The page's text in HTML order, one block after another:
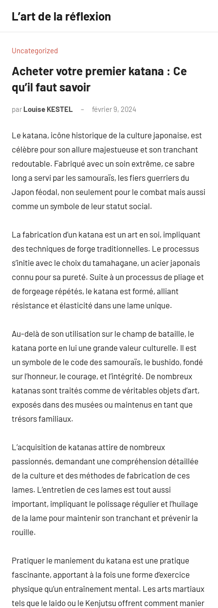
contenu
L’art de la réflexion
Uncategorized
Acheter votre premier katana : Ce
qu’il faut savoir
par Louise KESTEL février 9, 2024
Le katana, icône historique de la culture japonaise, est
célèbre pour son allure majestueuse et son tranchant
redoutable. Fabriqué avec un soin extrême, ce sabre
long a servi par les samouraïs, les fiers guerriers du
Japon féodal, non seulement pour le combat mais aussi
comme un symbole de leur statut social.
La fabrication d’un katana est un art en soi, impliquant
des techniques de forge traditionnelles. Le processus
s’initie avec le choix du tamahagane, un acier japonais
connu pour sa pureté. Suite à un processus de pliage et
de forgeage répétés, le katana est formé, alliant
résistance et élasticité dans une lame unique.
Au-delà de son utilisation sur le champ de bataille, le
katana porte en lui une grande valeur culturelle. Il est
un symbole de le code des samouraïs, le bushido, fondé
sur l’honneur, le courage, et l’intégrité. De nombreux
katanas sont traités comme de véritables objets d’art,
exposés dans des musées ou maintenus en tant que
trésors familiaux.
L’acquisition de katanas attire de nombreux
passionnés, demandant une compréhension détaillée
de la culture et des méthodes de fabrication de ces
lames. L’entretien de ces lames est tout aussi
important, impliquant le polissage régulier et l’huilage
de la lame pour maintenir son tranchant et prévenir la
rouille.
Pratiquer le maniement du katana est une pratique
fascinante, apportant à la fois une forme d’exercice
physique qu’un entraînement mental. Les arts martiaux
tels que le Iaido ou le Kenjutsu offrent comment manier